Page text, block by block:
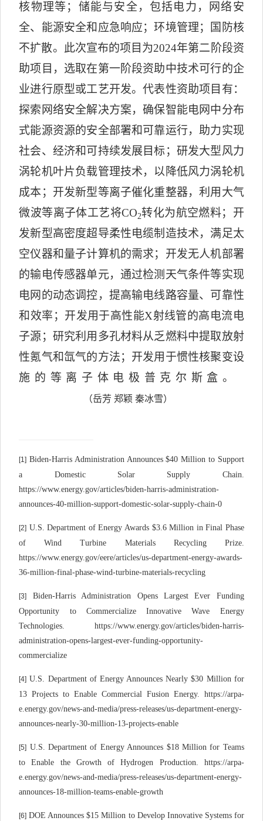
核物理等；储能与安全，包括电力，网络安
全、能源安全和应急响应；环境管理；国防核
不扩散。此次宣布的项目为2024年第二阶段资
助项目，选取在第一阶段资助中技术可行的企
业进行原型或工艺开发。代表性资助项目有：
探索网络安全解决方案，确保智能电网中分布
式能源资源的安全部署和可靠运行，助力实现
社会、经济和可持续发展目标；研发大型风力
涡轮机叶片负载管理技术，以降低风力涡轮机
成本；开发新型等离子催化重整器，利用大气
微波等离子体工艺将CO2转化为航空燃料；开
发新型高密度超导柔性电缆制造技术，满足太
空仪器和量子计算机的需求；开发无人机部署
的输电传感器单元，通过检测天气条件等实现
电网的动态调控，提高输电线路容量、可靠性
和效率；开发用于高性能X射线管的高电流电
子源；研究利用多孔材料从乏燃料中提取放射
性氪气和氙气的方法；开发用于惯性核聚变设
施的等离子体电极普克尔斯盒。
（岳芳 郑颖 秦冰雪）
[1] Biden-Harris Administration Announces $40 Million to Support
a Domestic Solar Supply Chain.
https://www.energy.gov/articles/biden-harris-administration-
announces-40-million-support-domestic-solar-supply-chain-0
[2] U.S. Department of Energy Awards $3.6 Million in Final Phase
of Wind Turbine Materials Recycling Prize.
https://www.energy.gov/eere/articles/us-department-energy-awards-
36-million-final-phase-wind-turbine-materials-recycling
[3]
Biden-Harris Administration Opens Largest Ever Funding
Opportunity to Commercialize Innovative Wave Energy
Technologies. https://www.energy.gov/articles/biden-harris-
administration-opens-largest-ever-funding-opportunity-
commercialize
[4] U.S. Department of Energy Announces Nearly $30 Million for
13 Projects to Enable Commercial Fusion Energy. https://arpa-
e.energy.gov/news-and-media/press-releases/us-department-energy-
announces-nearly-30-million-13-projects-enable
[5] U.S. Department of Energy Announces $18 Million for Teams
to Enable the Growth of Hydrogen Production. https://arpa-
e.energy.gov/news-and-media/press-releases/us-department-energy-
announces-18-million-teams-enable-growth
[6] DOE Announces $15 Million to Develop Innovative Systems for